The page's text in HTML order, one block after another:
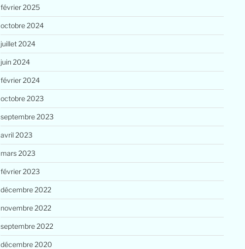
février 2025
octobre 2024
juillet 2024
juin 2024
février 2024
octobre 2023
septembre 2023
avril 2023
mars 2023
février 2023
décembre 2022
novembre 2022
septembre 2022
décembre 2020